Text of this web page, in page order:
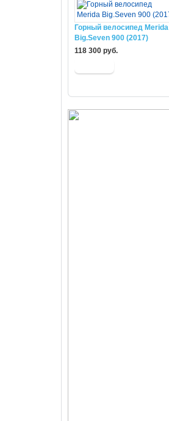
Горный велосипед Merida
Big.Seven 900 (2017)
118 300 руб.